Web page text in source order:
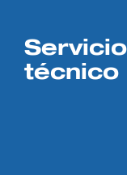
técnico